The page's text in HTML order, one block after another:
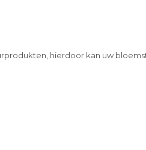
hierdoor kan uw